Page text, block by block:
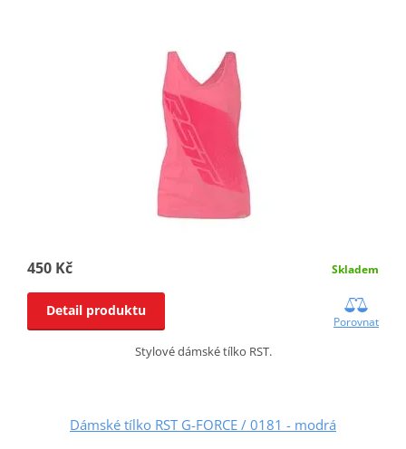
450 Kč Skladem
Detail produktu
Porovnat
Stylové dámské tílko RST.
Dámské tílko RST G-FORCE / 0181 - modrá